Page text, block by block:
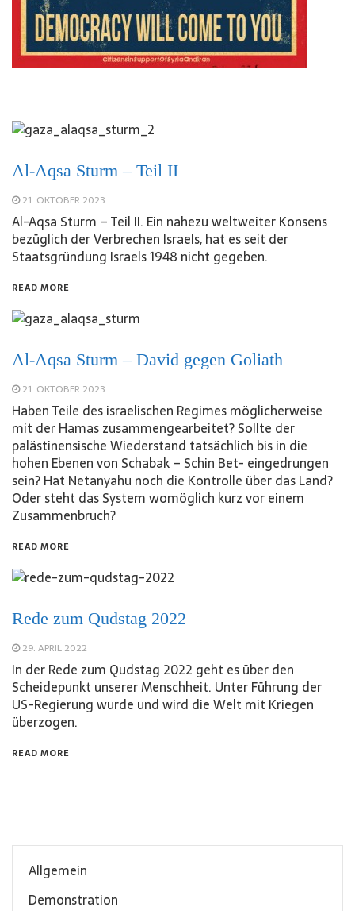
Al-Aqsa Sturm – Teil II
21. OKTOBER 2023
Al-Aqsa Sturm – Teil II. Ein nahezu weltweiter Konsens
bezüglich der Verbrechen Israels, hat es seit der
Staatsgründung Israels 1948 nicht gegeben.
READ MORE
Al-Aqsa Sturm – David gegen Goliath
21. OKTOBER 2023
Haben Teile des israelischen Regimes möglicherweise
mit der Hamas zusammengearbeitet? Sollte der
palästinensische Wiederstand tatsächlich bis in die
hohen Ebenen von Schabak – Schin Bet- eingedrungen
sein? Hat Netanyahu noch die Kontrolle über das Land?
Oder steht das System womöglich kurz vor einem
Zusammenbruch?
READ MORE
Rede zum Qudstag 2022
29. APRIL 2022
In der Rede zum Qudstag 2022 geht es über den
Scheidepunkt unserer Menschheit. Unter Führung der
US-Regierung wurde und wird die Welt mit Kriegen
überzogen.
READ MORE
Allgemein
Demonstration